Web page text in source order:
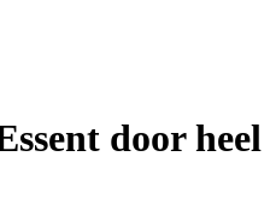
door